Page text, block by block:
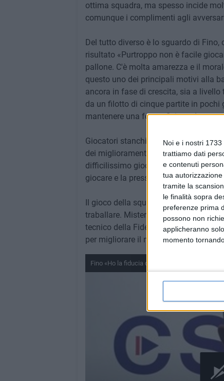
Noi e i nostri 1733
trattiamo dati
e contenuti
tua
tramite la
le finalità sopra
preferenze prima
possono non
applicheranno
momento
ottima squadra, ma spesso incide
comunque i complimenti agli
Del tutto diverso è lo sguardo di
risultato «Purtroppo non è facile
pallone. C'è molta amarezza e il
questo uno dei principali motivi alla
ancora in fase di crescita, sia a
da un filotto di cinque partite in pochi
mantenere una forma fisica
Giocatori stanchi e manovre tattiche
dei miglioramenti. E' stata
difficilissimo giocare contro una
giocare e la pressione, in campo, si fa
Il gioco della squadra azzurra
traballare. Mister Fino però chiarisce
tecnico della Fidelis: «Ho la fiducia
per migliorare il nostro gioco».
Fino «Ho la fiducia della società; il morale